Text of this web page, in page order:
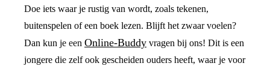
Doe iets waar je rustig van wordt, zoals tekenen,
buitenspelen of een boek lezen. Blijft het zwaar voelen?
Dan kun je een Online-Buddy vragen bij ons! Dit is een
jongere die zelf ook gescheiden ouders heeft, waar je voor